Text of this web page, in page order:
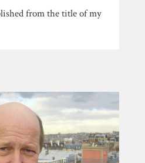
from the title of my